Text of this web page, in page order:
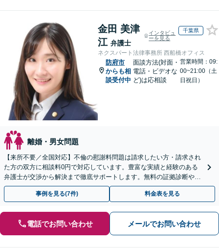
金田 美津
江 弁護士
インタビュ
ーを見る
千葉県
ネクスパート法律事務所 西船橋オフィス
防府市
からも相
談受付中
面談方法(対面・
電話・ビデオな
ど)は応相談
営業時間：09:
00~21:00（土
日祝日）
離婚・男女問題
【来所不要／全国対応】不倫の慰謝料問題は請求したい方・請求され
た方の双方に相談料0円で対応しています。豊富な実績と経験のある
弁護士が交渉から解決まで徹底サポートします。無料の証拠診断や着
手金の返還保証もありますので安心してご相談ください。
事例を見る(7件) 料金表を見る
電話でお問い合わせ メールでお問い合わせ